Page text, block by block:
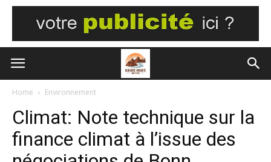
Home Environnement
Climat: Note technique sur la
finance climat à l’issue des